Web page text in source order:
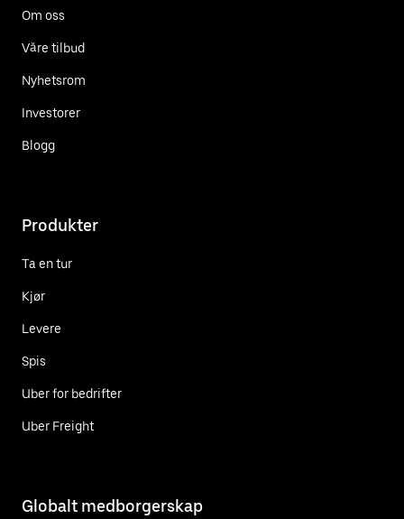
Om oss
Våre tilbud
Nyhetsrom
Investorer
Blogg
Produkter
Ta en tur
Kjør
Levere
Spis
Uber for bedrifter
Uber Freight
Globalt medborgerskap